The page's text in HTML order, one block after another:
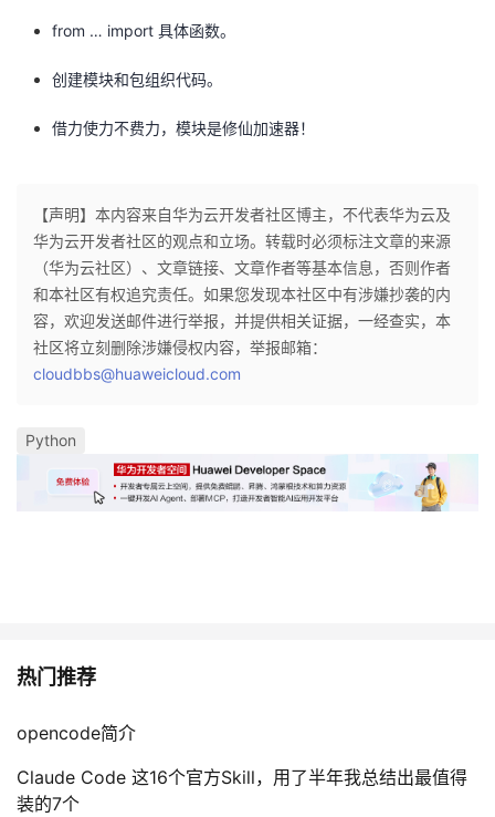
from … import 具体函数。
创建模块和包组织代码。
借力使力不费力，模块是修仙加速器！
【声明】本内容来自华为云开发者社区博主，不代表华为云及
华为云开发者社区的观点和立场。转载时必须标注文章的来源
（华为云社区）、文章链接、文章作者等基本信息，否则作者
和本社区有权追究责任。如果您发现本社区中有涉嫌抄袭的内
容，欢迎发送邮件进行举报，并提供相关证据，一经查实，本
社区将立刻删除涉嫌侵权内容，举报邮箱：
cloudbbs@huaweicloud.com
Python
热门推荐
opencode简介
Claude Code 这16个官方Skill，用了半年我总结出最值得
装的7个